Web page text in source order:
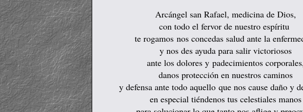
Arcángel san Rafael, medicina de Dios,
con todo el fervor de nuestro espíritu
te rogamos nos concedas salud ante la
y nos des ayuda para salir victoriosos
ante los dolores y padecimientos
danos protección en nuestros caminos
y defensa ante todo aquello que nos cause daño y
en especial tiéndenos tus celestiales manos